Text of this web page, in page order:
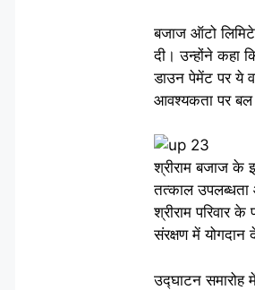
बजाज ऑटो
दी। उन्होंने
डाउन पेमेंट पर ये
आवश्यकता पर बल
श्रीराम बजाज के
तत्काल उपलब्धता
श्रीराम परिवार
संरक्षण में योगदान
उद्घाटन समारोह